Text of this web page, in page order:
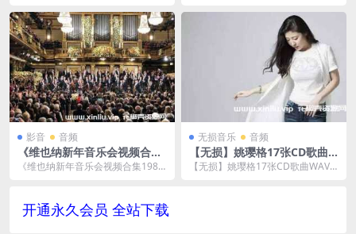
辑歌曲音乐合...
度云网...
影音 音频
《维也纳新年音乐会视频合集
1987-2018》[MP4/42G]百度
《维也纳新年音乐会视频合集1987-
无损音乐 音频
【无损】姚璎格17张CD歌曲W
AV音乐合集-百度云网盘下载
【无损】姚璎格17张CD歌曲WAV
开通永久会员 全站下载